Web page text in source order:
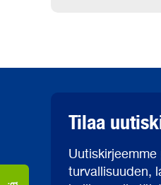
Tilaa
turvallisuuden,